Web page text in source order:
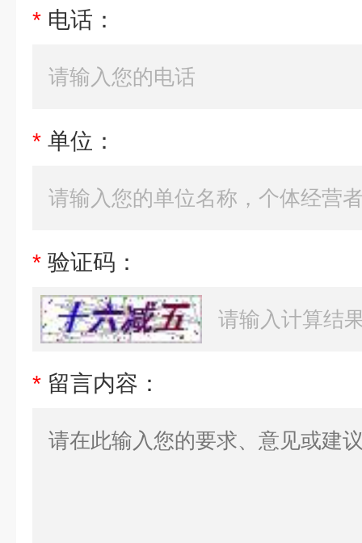
* 电话：
* 单位：
* 验证码：
* 留言内容：